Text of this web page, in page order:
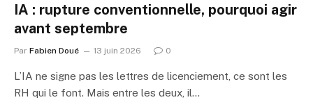
IA : rupture conventionnelle, pourquoi agir
avant septembre
Par Fabien Doué 13 juin 2026 0
L’IA ne signe pas les lettres de licenciement, ce sont les
RH qui le font. Mais entre les deux, il…